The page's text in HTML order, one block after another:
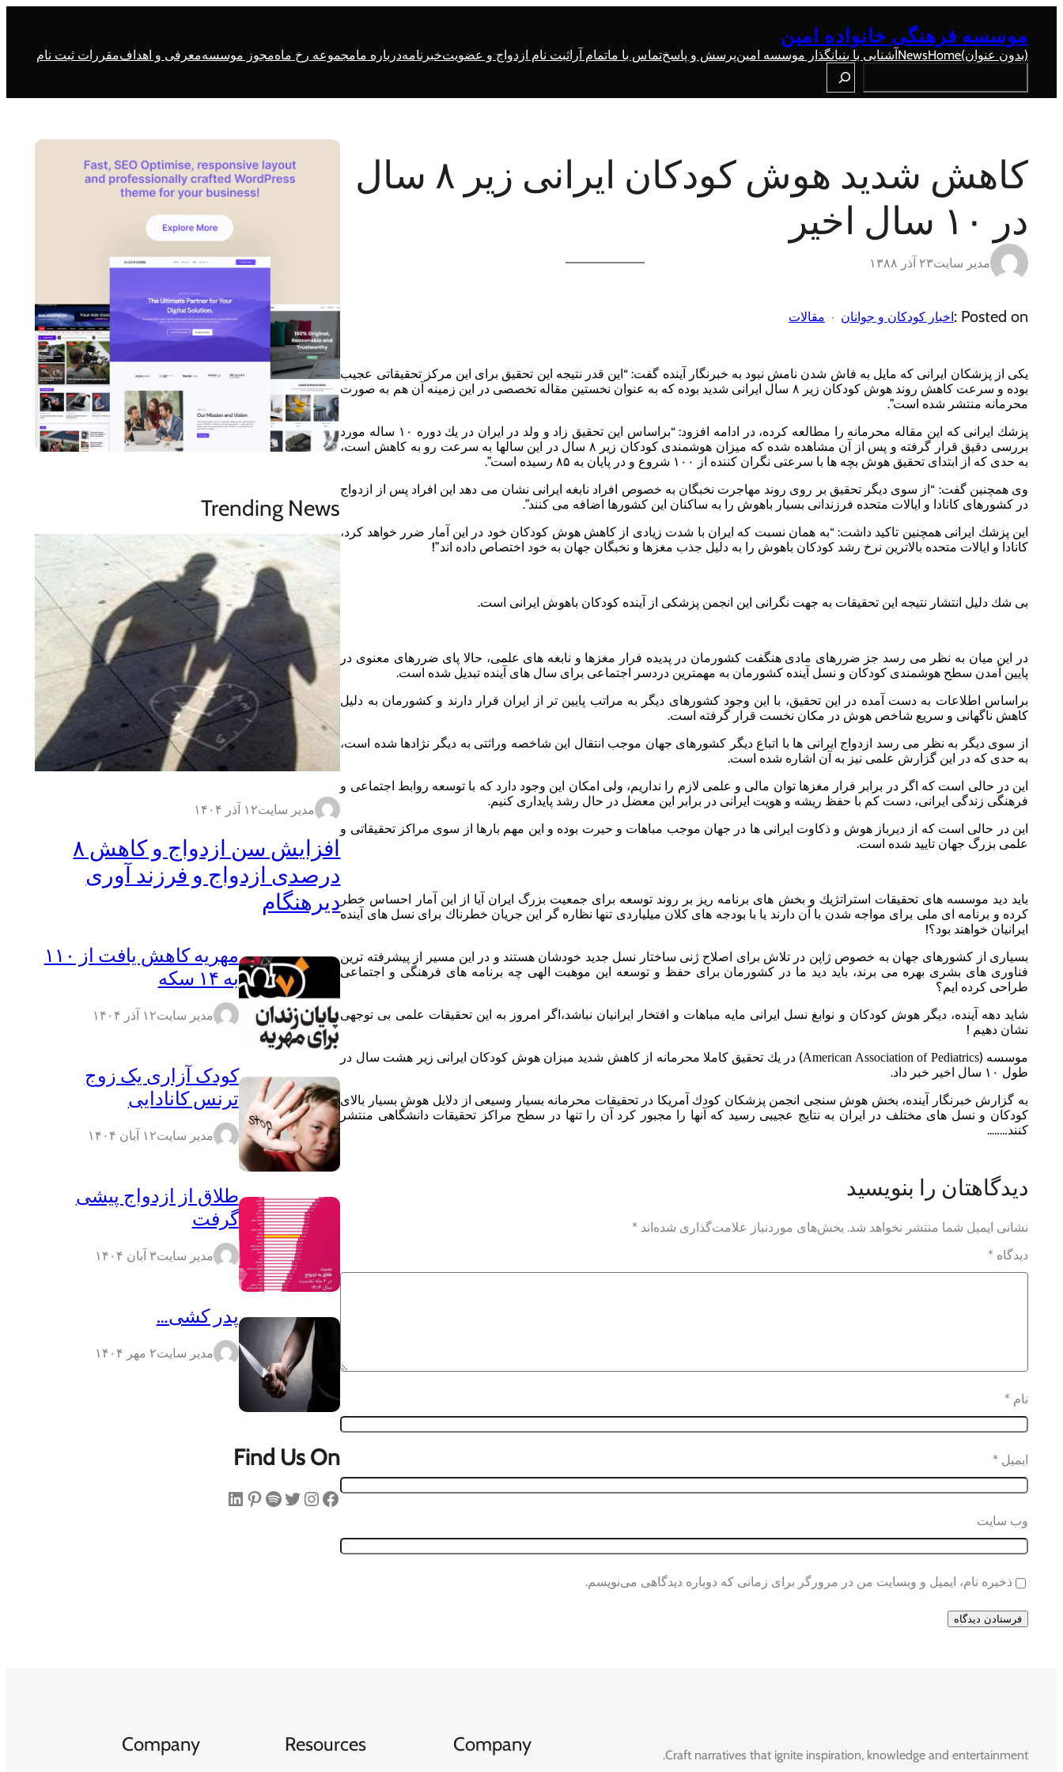
موسسه فرهنگی خانواده امین
(بدون عنوان)Home
Newsآشنایی با بنیانگذار موسسه امینپرسش و پاسختماس با ماتمام آراثبت نام ازدواج و عضویتخبرنامهدرباره مامجموعه رخ ماهمجوز موسسهمعرفی و اهدافمقررات ثبت نام
Search
كاهش شدید هوش كودكان ایرانی زیر ۸ سال
در ۱۰ سال اخیر
مدیر سایت۲۳ آذر ۱۳۸۸
Posted on : اخبار کودکان و جوانان مقالات
یكی از پزشكان ایرانی كه مایل به فاش شدن نامش نبود به خبرنگار آینده گفت: “این قدر نتیجه این تحقیق برای این مركز تحقیقاتی عجیب
بوده و سرعت كاهش روند هوش كودكان زیر ۸ سال ایرانی شدید بوده كه به عنوان نخستین مقاله تخصصی در این زمینه آن هم به صورت
محرمانه منتشر شده است”.
پزشك ایرانی كه این مقاله محرمانه را مطالعه كرده، در ادامه افزود: “براساس این تحقیق زاد و ولد در ایران در یك دوره ۱۰ ساله مورد
بررسی دقیق قرار گرفته و پس از آن مشاهده شده كه میزان هوشمندی كودكان زیر ۸ سال در این سالها به سرعت رو به كاهش است،
به حدی كه از ابتدای تحقیق هوش بچه ها با سرعتی نگران كننده از ۱۰۰ شروع و در پایان به ۸۵ رسیده است”.
وی همچنین گفت: “از سوی دیگر تحقیق بر روی روند مهاجرت نخبگان به خصوص افراد نابغه ایرانی نشان می دهد این افراد پس از ازدواج
در كشورهای كانادا و ایالات متحده فرزندانی بسیار باهوش را به ساكنان این كشورها اضافه می كنند”.
این پزشك ایرانی همچنین تاكید داشت: “به همان نسبت كه ایران با شدت زیادی از كاهش هوش كودكان خود در این آمار ضرر خواهد كرد،
كانادا و ایالات متحده بالاترین نرخ رشد كودكان باهوش را به دلیل جذب مغزها و نخبگان جهان به خود اختصاص داده اند”!
بی شك دلیل انتشار نتیجه این تحقیقات به جهت نگرانی این انجمن پزشكی از آینده كودكان باهوش ایرانی است.
در این میان به نظر می رسد جز ضررهای مادی هنگفت كشورمان در پدیده فرار مغزها و نابغه های علمی، حالا پای ضررهای معنوی در
پایین آمدن سطح هوشمندی كودكان و نسل آینده كشورمان به مهمترین دردسر اجتماعی برای سال های آینده تبدیل شده است.
براساس اطلاعات به دست آمده در این تحقیق، با این وجود كشورهای دیگر به مراتب پایین تر از ایران قرار دارند و كشورمان به دلیل
كاهش ناگهانی و سریع شاخص هوش در مكان نخست قرار گرفته است.
از سوی دیگر به نظر می رسد ازدواج ایرانی ها با اتباع دیگر كشورهای جهان موجب انتقال این شاخصه وراثتی به دیگر نژادها شده است،
به حدی كه در این گزارش علمی نیز به آن اشاره شده است.
این در حالی است كه اگر در برابر فرار مغزها توان مالی و علمی لازم را نداریم، ولی امكان این وجود دارد كه با توسعه روابط اجتماعی و
فرهنگی زندگی ایرانی، دست كم با حفظ ریشه و هویت ایرانی در برابر این معضل در حال رشد پایداری كنیم.
این در حالی است كه از دیرباز هوش و ذكاوت ایرانی ها در جهان موجب مباهات و حیرت بوده و این مهم بارها از سوی مراكز تحقیقاتی و
علمی بزرگ جهان تایید شده است.
باید دید موسسه های تحقیقات استراتژیك و بخش های برنامه ریز بر روند توسعه برای جمعیت بزرگ ایران آیا از این آمار احساس خطر
كرده و برنامه ای ملی برای مواجه شدن با آن دارند یا با بودجه های كلان میلیاردی تنها نظاره گر این جریان خطرناك برای نسل های آینده
ایرانیان خواهند بود؟!
بسیاری از كشورهای جهان به خصوص ژاپن در تلاش برای اصلاح ژنی ساختار نسل جدید خودشان هستند و در این مسیر از پیشرفته ترین
فناوری های بشری بهره می برند، باید دید ما در كشورمان برای حفظ و توسعه این موهبت الهی چه برنامه های فرهنگی و اجتماعی
طراحی كرده ایم؟
شاید دهه آینده، دیگر هوش كودكان و نوابغ نسل ایرانی مایه مباهات و افتخار ایرانیان نباشد،اگر امروز به این تحقیقات علمی بی توجهی
نشان دهیم !
موسسه (American Association of Pediatrics) در یك تحقیق كاملا محرمانه از كاهش شدید میزان هوش كودكان ایرانی زیر هشت سال در
طول ۱۰ سال اخیر خبر داد.
به گزارش خبرنگار آینده، بخش هوش سنجی انجمن پزشكان كودك آمریكا در تحقیقات محرمانه بسیار وسیعی از دلایل هوش بسیار بالای
كودكان و نسل های مختلف در ایران به نتایج عجیبی رسید كه آنها را مجبور كرد آن را تنها در سطح مراكز تحقیقات دانشگاهی منتشر
كنند……..
دیدگاهتان را بنویسید
نشانی ایمیل شما منتشر نخواهد شد. بخش‌های موردنیاز علامت‌گذاری شده‌اند *
دیدگاه *
نام *
ایمیل *
وب‌ سایت
ذخیره نام، ایمیل و وبسایت من در مرورگر برای زمانی که دوباره دیدگاهی می‌نویسم.
Trending News
مدیر سایت۱۲ آذر ۱۴۰۴
افزایش سن ازدواج و کاهش ۸
درصدی ازدواج و فرزند آوری
دیرهنگام
مهریه کاهش یافت از ۱۱۰
به ۱۴ سکه
مدیر سایت۱۲ آذر ۱۴۰۴
کودک آزاری یک زوج
ترنس کانادایی
مدیر سایت۱۲ آبان ۱۴۰۴
طلاق از ازدواج پیشی
گرفت
مدیر سایت۳ آبان ۱۴۰۴
پدر کشی…
مدیر سایت۲ مهر ۱۴۰۴
Find Us On
فیس‌بوک اینستاگرم توییتر اسپاتیفای پینترست لینکداین
Craft narratives that ignite inspiration, knowledge and entertainment.
Company
Resources
Company